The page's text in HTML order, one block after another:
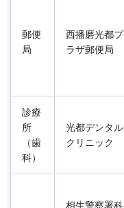
郵便
局
西播磨光都プ
ラザ郵便局
診療
所
（歯
科）
光都デンタル
クリニック
相生警察署科